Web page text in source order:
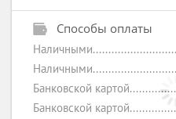
Способы оплаты
Наличными
Наличными
Банковской картой
Банковской картой